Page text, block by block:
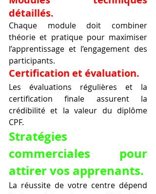
détaillés.
Chaque module doit combiner
théorie et pratique pour maximiser
l’apprentissage et l’engagement des
participants.
Certification et évaluation.
Les évaluations régulières et la
certification finale assurent la
crédibilité et la valeur du diplôme
CPF.
Stratégies
commerciales pour
attirer vos apprenants.
La réussite de votre centre dépend